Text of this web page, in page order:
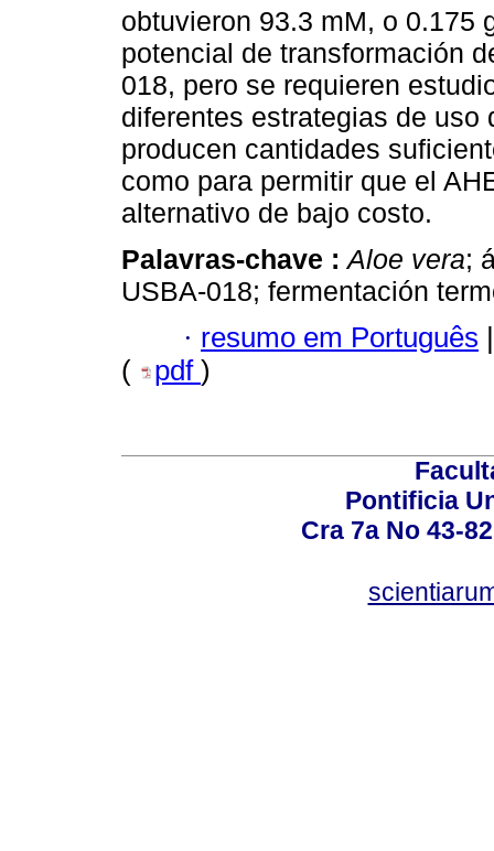
obtuvieron 93.3 mM, o 0.175
potencial de transformación
018, pero se requieren
diferentes estrategias de uso
producen cantidades
como para permitir que el
alternativo de bajo costo.
Palavras-chave :Aloe vera;
USBA-018; fermentación
· resumo em Português
(
pdf )
Pontificia
Cra 7a No 43-